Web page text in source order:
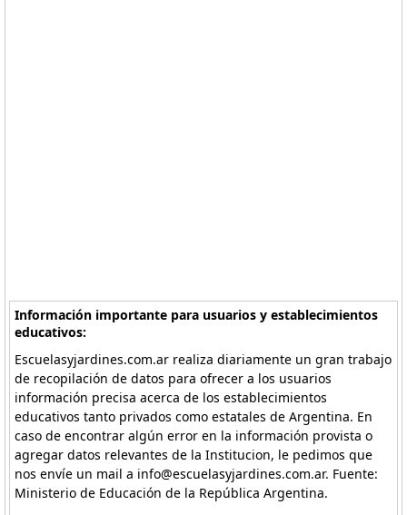
Información importante para usuarios y establecimientos
educativos:
Escuelasyjardines.com.ar realiza diariamente un gran trabajo
de recopilación de datos para ofrecer a los usuarios
información precisa acerca de los establecimientos
educativos tanto privados como estatales de Argentina. En
caso de encontrar algún error en la información provista o
agregar datos relevantes de la Institucion, le pedimos que
nos envíe un mail a info@escuelasyjardines.com.ar. Fuente:
Ministerio de Educación de la República Argentina.